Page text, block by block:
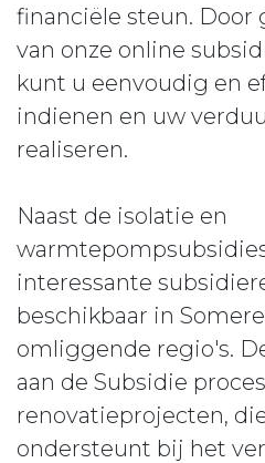
financiële steun. Door
van onze online
kunt u eenvoudig en
indienen en uw
realiseren.
Naast de isolatie en
interessante
beschikbaar in
omliggende regio's.
aan de Subsidie
renovatieprojecten,
ondersteunt bij het